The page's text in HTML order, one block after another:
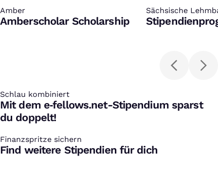
Amber
:
Amberscholar Scholarship
Sächsische
:
Schlau kombiniert
:
Mit dem e‑fellows.net-Stipendium sparst
du doppelt!
Finanzspritze sichern
:
Find weitere Stipendien für dich